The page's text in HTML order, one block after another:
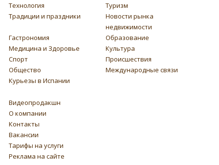
Технология
Туризм
Традиции и праздники
Новости рынка
недвижимости
Гастрономия
Образование
Медицина и Здоровье
Культура
Спорт
Происшествия
Общество
Международные связи
Курьезы в Испании
Видеопродакшн
О компании
Контакты
Вакансии
Тарифы на услуги
Реклама на сайте